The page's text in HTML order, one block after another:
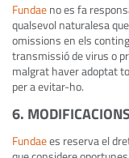
Fundaeno es fa
qualsevol naturalesa
omissions en els
transmissió de virus o
malgrat haver adoptat
per a evitar-ho.
6. MODIFICACIONS
Fundaees reserva el